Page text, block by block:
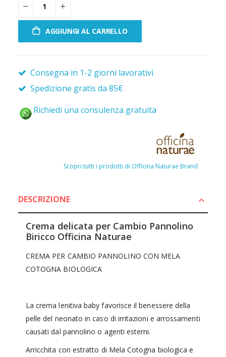
AGGIUNGI AL CARRELLO
Consegna in 1-2 giorni lavorativi
Spedizione gratis da 85€
Richiedi una consulenza gratuita
Scopri tutti i prodotti di Officina Naturae Brand
DESCRIZIONE
Crema delicata per Cambio Pannolino
Biricco Officina Naturae
CREMA PER CAMBIO PANNOLINO CON MELA
COTOGNA BIOLOGICA
La crema lenitiva baby favorisce il benessere della
pelle del neonato in caso di irritazioni e arrossamenti
causati dal pannolino o agenti esterni.
Arricchita con estratto di Mela Cotogna biologica e